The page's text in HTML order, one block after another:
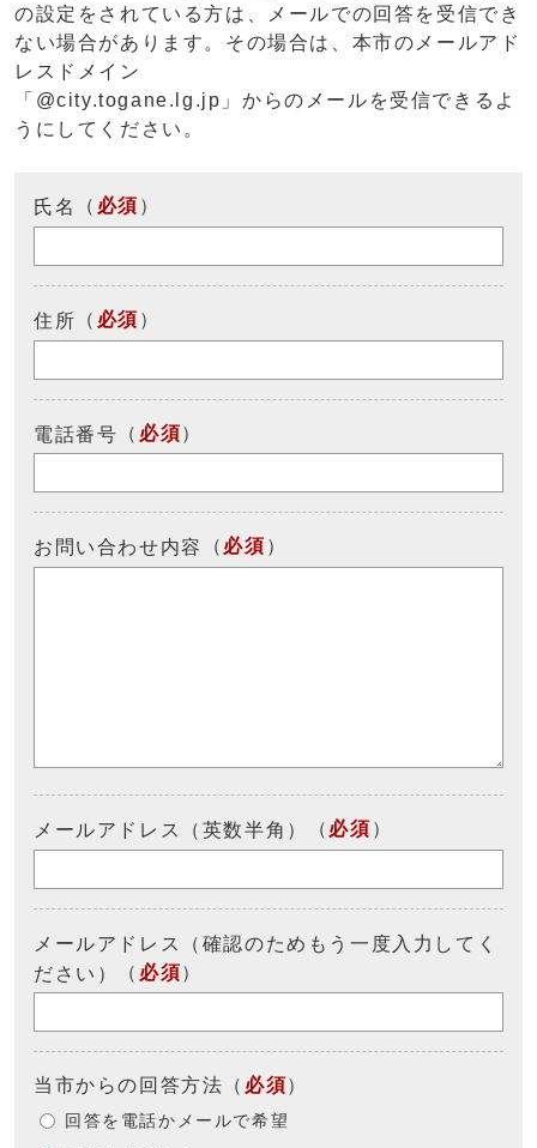
の設定をされている方は、メールでの回答を受信でき
ない場合があります。その場合は、本市のメールアド
レスドメイン
「@city.togane.lg.jp」からのメールを受信できるよ
うにしてください。
氏名 （ 必須 ）
住所 （ 必須 ）
電話番号 （ 必須）
お問い合わせ内容 （ 必須 ）
メールアドレス（英数半角） （ 必須 ）
メールアドレス（確認のためもう一度入力してく
ださい）
（ 必須）
当市からの回答方法 （ 必須）
回答を電話かメールで希望